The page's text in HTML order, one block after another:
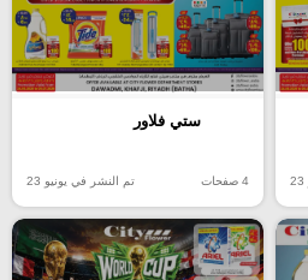
ستي فلاور
4 صفحات تم النشر في يونيو 23